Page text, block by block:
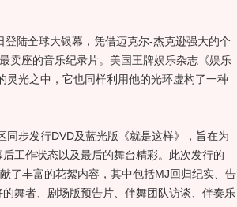
陆全球大银幕，凭借迈克尔-杰克逊强大的个
卖座的音乐纪录片。美国王牌娱乐杂志《娱乐
灵光之中，它也同样利用他的光环虚构了一种
步发行DVD及蓝光版《就是这样》，旨在为
工作状态以及最后的舞台精彩。此次发行的
了丰富的花絮内容，其中包括MJ回归纪实、告
舞者、剧场版预告片、伴舞团队访谈、伴奏乐